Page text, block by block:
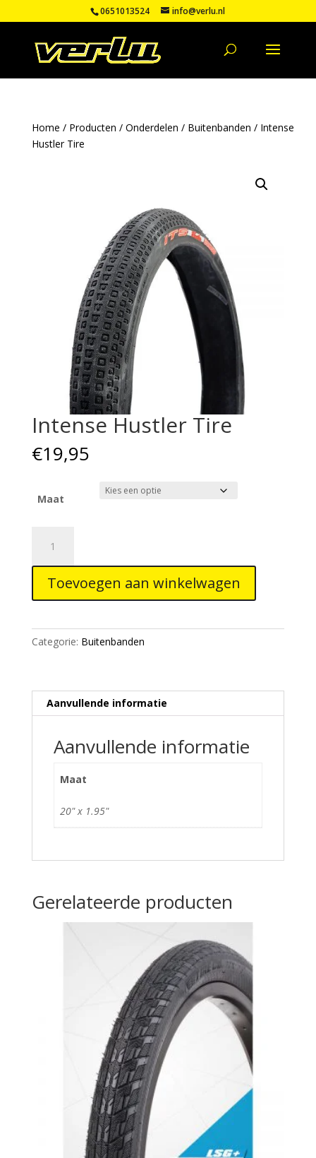
0651013524 info@verlu.nl
Home / Producten / Onderdelen / Buitenbanden / Intense
Hustler Tire
Intense Hustler Tire
€19,95
Maat
Hustler
Tire
aantalToevoegen aan winkelwagen
Categorie: Buitenbanden
Aanvullende informatie
Aanvullende informatie
Maat
20" x 1.95"
Gerelateerde producten